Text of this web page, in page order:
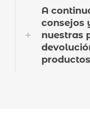
A
consejos
nuestras